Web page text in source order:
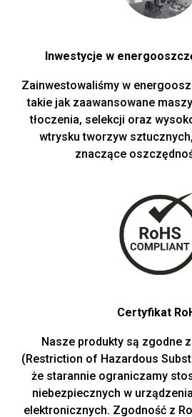
Inwestycje w
Zainwestowaliśmy w
takie jak zaawansowane
tłoczenia, selekcji oraz
wtrysku tworzyw
znaczące
Certyfikat
Nasze produkty są zgodne
(Restriction of Hazardous
że starannie ograniczamy
niebezpiecznych w
elektronicznych. Zgodność z